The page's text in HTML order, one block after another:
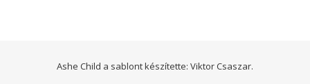
Ashe Child a sablont készítette: Viktor Csaszar.